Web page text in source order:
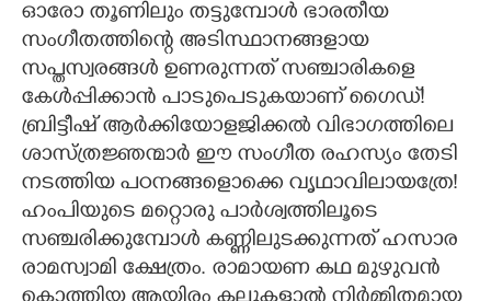
ഓരോ തൂണിലും തട്ടുമ്പോൾ ഭാരതീയ
സംഗീതത്തിന്റെ അടിസ്ഥാനങ്ങളായ
സപ്തസ്വരങ്ങൾ ഉണരുന്നത് സഞ്ചാരികളെ
കേൾപ്പിക്കാൻ പാടുപെടുകയാണ് ഗൈഡ്!
ബ്രിട്ടീഷ് ആർക്കിയോളജിക്കൽ വിഭാഗത്തിലെ
ശാസ്ത്രജ്ഞന്മാർ ഈ സംഗീത രഹസ്യം തേടി
നടത്തിയ പഠനങ്ങളൊക്കെ വൃഥാവിലായത്രേ!
ഹംപിയുടെ മറ്റൊരു പാർശ്വത്തിലൂടെ
സഞ്ചരിക്കുമ്പോൾ കണ്ണിലുടക്കുന്നത് ഹസാര
രാമസ്വാമി ക്ഷേത്രം. രാമായണ കഥ മുഴുവൻ